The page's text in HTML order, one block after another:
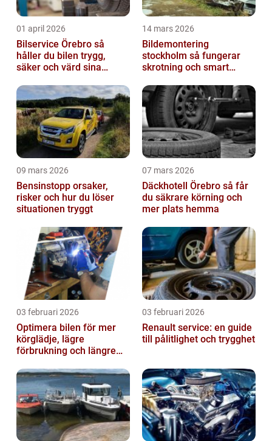
01 april 2026
Bilservice Örebro så
håller du bilen trygg,
säker och värd sina
14 mars 2026
Bildemontering
stockholm så fungerar
skrotning och smart
bildelar
09 mars 2026
Bensinstopp orsaker,
risker och hur du löser
situationen tryggt
07 mars 2026
Däckhotell Örebro så får
du säkrare körning och
mer plats hemma
03 februari 2026
Optimera bilen för mer
körglädje, lägre
förbrukning och längre
03 februari 2026
Renault service: en guide
till pålitlighet och trygghet